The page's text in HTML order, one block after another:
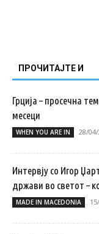
ПРОЧИТАЈТЕ И
Грција – просечна
месеци
WHEN YOU ARE IN 28/
Интервју со Игор
држави во светот –
MADE IN MACEDONIA